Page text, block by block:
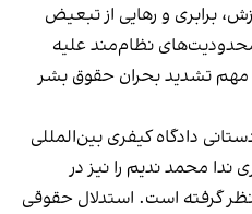
برابری و رهایی از تبعیض
محدودیت‌های نظام‌مند علیه
مهم تشدید بحران حقوق بشر
دادگاه کیفری بین‌المللی
محمد ندیم را نیز در
گرفته است. استدلال حقوقی